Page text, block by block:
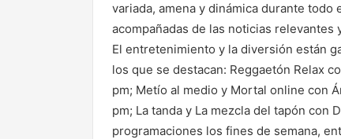
variada, amena y dinámica durante
acompañadas de las noticias
El entretenimiento y la diversión están
los que se destacan: Reggaetón Relax
pm; Metío al medio y Mortal online con
pm; La tanda y La mezcla del tapón con
programaciones los fines de semana,